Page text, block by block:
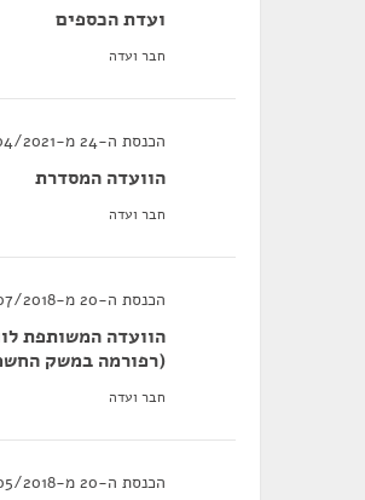
ועדת הכספים
חבר ועדה
הכנסת ה-24 מ-19/04/2021 עד 13/06/2021
הוועדה המסדרת
חבר ועדה
הכנסת ה-20 מ-10/07/2018 עד 30/04/2019
(רפורמה במשק
חבר ועדה
הכנסת ה-20 מ-15/05/2018 עד 30/04/2019